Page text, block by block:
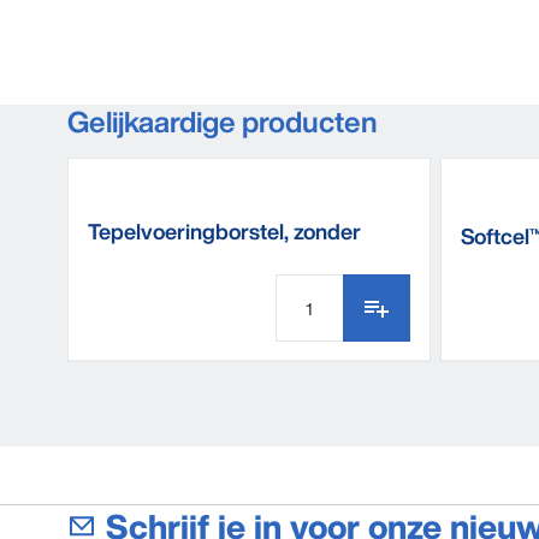
Gelijkaardige producten
Tepelvoeringborstel, zonder
Schrijf je in voor onze